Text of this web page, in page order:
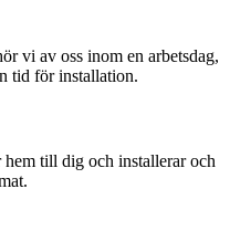
vi av oss inom en arbetsdag,
tid för installation.
till dig och installerar och